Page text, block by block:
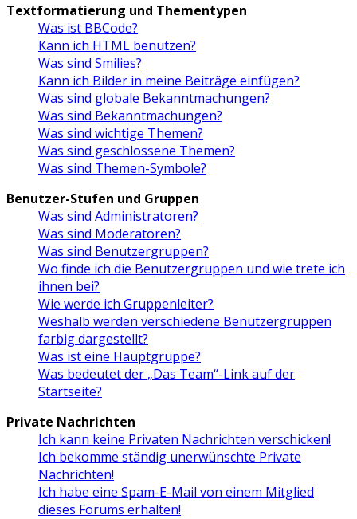
Textformatierung und Thementypen
Was ist BBCode?
Kann ich HTML benutzen?
Was sind Smilies?
Kann ich Bilder in meine Beiträge einfügen?
Was sind globale Bekanntmachungen?
Was sind Bekanntmachungen?
Was sind wichtige Themen?
Was sind geschlossene Themen?
Was sind Themen-Symbole?
Benutzer-Stufen und Gruppen
Was sind Administratoren?
Was sind Moderatoren?
Was sind Benutzergruppen?
Wo finde ich die Benutzergruppen und wie trete ich
ihnen bei?
Wie werde ich Gruppenleiter?
Weshalb werden verschiedene Benutzergruppen
farbig dargestellt?
Was ist eine Hauptgruppe?
Was bedeutet der „Das Team“-Link auf der
Startseite?
Private Nachrichten
Ich kann keine Privaten Nachrichten verschicken!
Ich bekomme ständig unerwünschte Private
Nachrichten!
Ich habe eine Spam-E-Mail von einem Mitglied
dieses Forums erhalten!